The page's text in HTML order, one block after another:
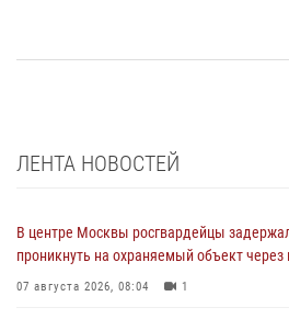
ЛЕНТА НОВОСТЕЙ
В центре Москвы росгвардейцы
проникнуть на охраняемый объект
07 августа 2026, 08:04 1